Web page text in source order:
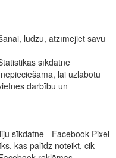
lūdzu, atzīmējiet savu
sīkdatne
lai uzlabotu
darbību un
sīkdatne - Facebook Pixel
kas palīdz noteikt, cik